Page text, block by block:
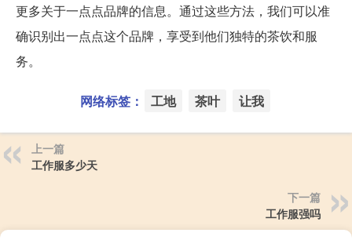
更多关于一点点品牌的信息。通过这些方法，我们可以准
确识别出一点点这个品牌，享受到他们独特的茶饮和服
务。
网络标签： 工地 茶叶 让我
上一篇
工作服多少天
下一篇
工作服强吗